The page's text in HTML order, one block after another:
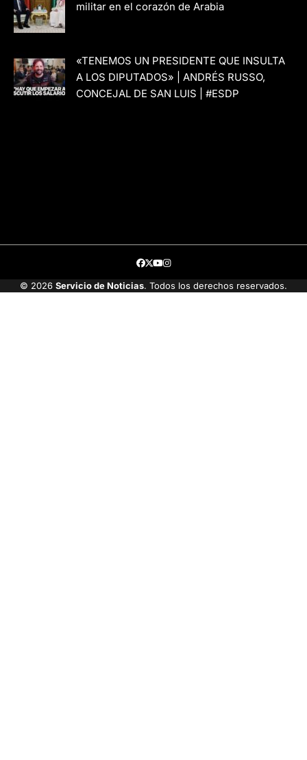
militar en el corazón de Arabia
«TENEMOS UN PRESIDENTE QUE INSULTA
A LOS DIPUTADOS» | ANDRÉS RUSSO,
CONCEJAL DE SAN LUIS | #ESDP
Facebook
TwitterYoutube
Instagram
© 2026 Servicio de Noticias. Todos los derechos reservados.